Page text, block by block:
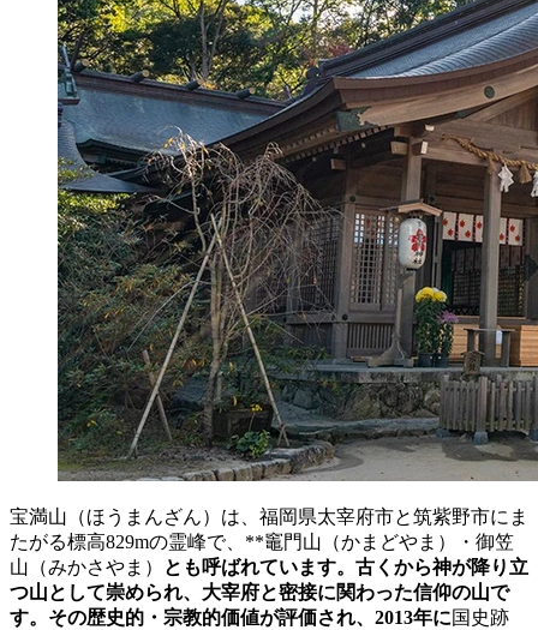
宝満山（ほうまんざん）は、福岡県太宰府市と筑紫野市にま
たがる標高829mの霊峰で、**竈門山（かまどやま）・御笠
山（みかさやま）
とも呼ばれています。古くから神が降り立
つ山として崇められ、大宰府と密接に関わった信仰の山で
す。その歴史的・宗教的価値が評価され、2013年に国史跡